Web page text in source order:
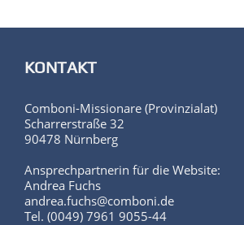
KONTAKT
Comboni-Missionare (Provinzialat)
Scharrerstraße 32
90478 Nürnberg
Ansprechpartnerin für die Website:
Andrea Fuchs
andrea.fuchs@comboni.de
Tel. (0049) 7961 9055-44